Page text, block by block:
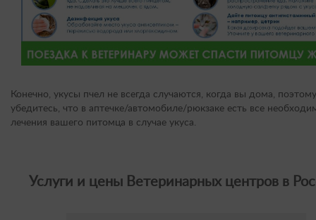
Конечно, укусы пчел не всегда случаются, когда вы дома, поэтому
убедитесь, что в аптечке/автомобиле/рюкзаке есть все
лечения вашего питомца в случае укуса.
Услуги и цены Ветеринарных центров в